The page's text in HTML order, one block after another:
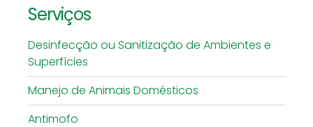
Serviços
Desinfecção ou Sanitização de Ambientes e
Superfícies
Manejo de Animais Domésticos
Antimofo